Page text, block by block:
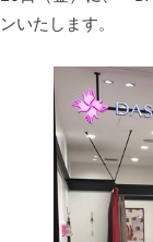
ンいたします。